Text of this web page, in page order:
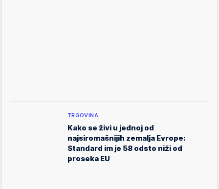
TRGOVINA
Kako se živi u jednoj od
najsiromašnijih zemalja Evrope:
Standard im je 58 odsto niži od
proseka EU